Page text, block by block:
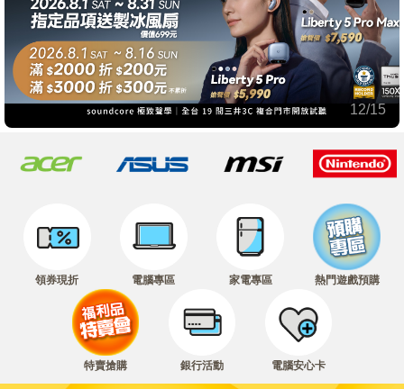
12/15
領券現折 電腦專區 家電專區 熱門遊戲預購
特賣搶購 銀行活動 電腦安心卡